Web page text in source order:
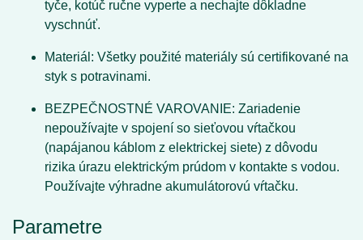
tyče, kotúč ručne vyperte a nechajte dôkladne
vyschnúť.
Materiál: Všetky použité materiály sú certifikované na
styk s potravinami.
BEZPEČNOSTNÉ VAROVANIE: Zariadenie
nepoužívajte v spojení so sieťovou vŕtačkou
(napájanou káblom z elektrickej siete) z dôvodu
rizika úrazu elektrickým prúdom v kontakte s vodou.
Používajte výhradne akumulátorovú vŕtačku.
Parametre